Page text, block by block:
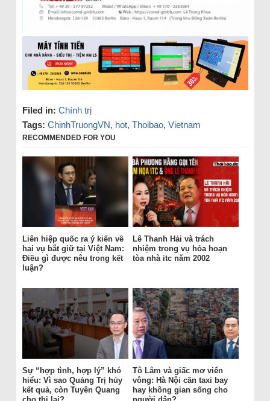
Filed in: Chính trị
Tags: ChinhTruongVN, hot, Thoibao, Vietnam
RECOMMENDED FOR YOU
Liên hiệp quốc ra ý kiến về
hai vụ bắt giữ tại Việt Nam:
Điều gì được nêu trong kết
luận?
Lê Thanh Hải và trách
nhiệm trong vụ hỏa hoạn
tòa nhà itc năm 2002
Sự “hợp tình, hợp lý” khó
hiểu: Vì sao Quảng Trị hủy
kết quả, còn Tuyên Quang
Tô Lâm và giấc mơ viển
vông: Hà Nội cần taxi bay
hay không gian sống cho